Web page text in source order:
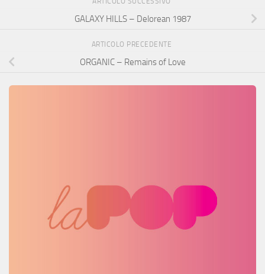
GALAXY HILLS – Delorean 1987
ARTICOLO PRECEDENTE
ORGANIC – Remains of Love